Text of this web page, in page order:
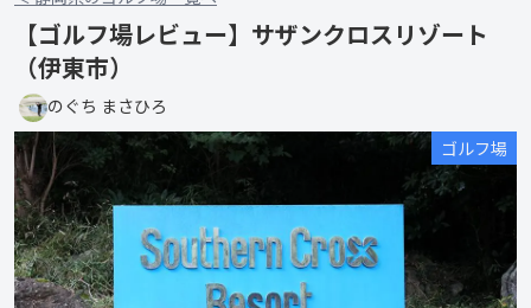
【ゴルフ場レビュー】サザンクロスリゾート
（伊東市）
のぐち まさひろ
ゴルフ場